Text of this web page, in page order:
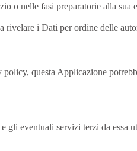
o nelle fasi preparatorie alla
rivelare i Dati per ordine delle
questa Applicazione
gli eventuali servizi terzi da